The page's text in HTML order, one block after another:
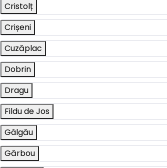
Cristolț
Crișeni
Cuzăplac
Dobrin
Dragu
Fildu de Jos
Gâlgău
Gărbou